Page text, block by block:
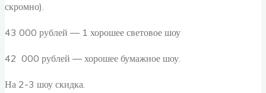
скромно).
43 000 рублей — 1 хорошее световое шоу
42 000 рублей — хорошее бумажное шоу.
На 2-3 шоу скидка.